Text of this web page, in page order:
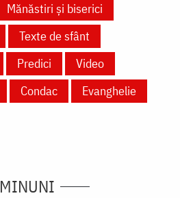
Mănăstiri și biserici
Texte de sfânt
Predici
Video
Condac
Evanghelie
MINUNI